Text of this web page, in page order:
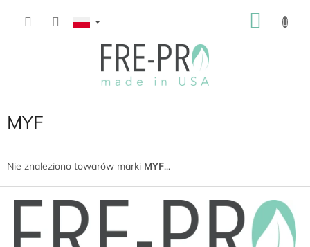
MYF
Nie znaleziono towarów marki MYF...